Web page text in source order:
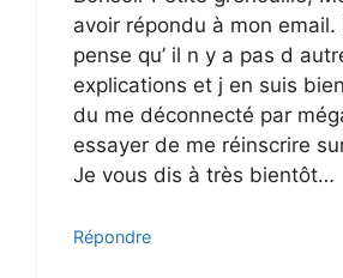
avoir répondu à mon email.
pense qu’ il n y a pas d
explications et j en suis
du me déconnecté par
essayer de me réinscrire
Je vous dis à très bientôt…
Répondre